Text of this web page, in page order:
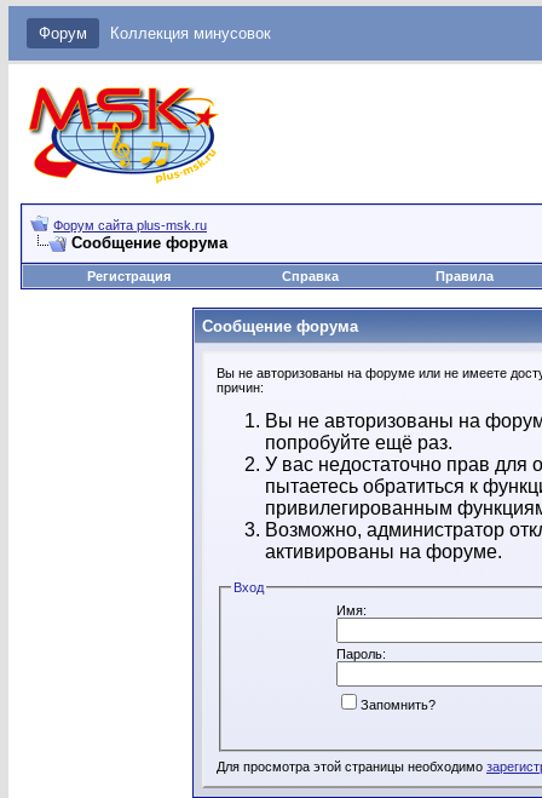
Форум Коллекция минусовок
Форум сайта plus-msk.ru
Сообщение форума
Регистрация Справка Правила
Сообщение форума
Вы не авторизованы на форуме или не имеете
причин:
Вы не авторизованы на
попробуйте ещё раз.
У вас недостаточно прав
пытаетесь обратиться к
привилегированным
Возможно, администратор
активированы на форуме.
Вход
Имя:
Пароль:
Запомнить?
Для просмотра этой страницы необходимо